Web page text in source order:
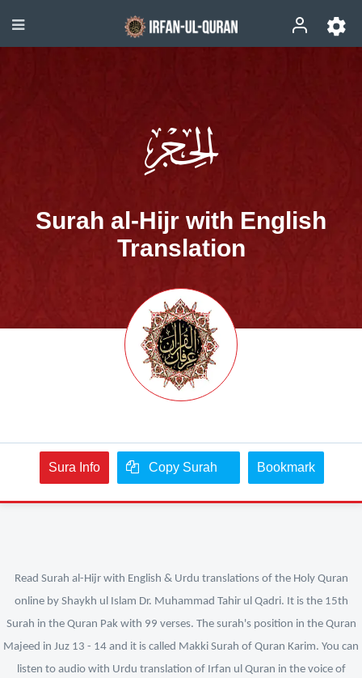
Surah al-Hijr with English
Translation
Sura Info Copy Surah Bookmark
Read Surah al-Hijr with English & Urdu translations of the Holy Quran
online by Shaykh ul Islam Dr. Muhammad Tahir ul Qadri. It is the 15th
Surah in the Quran Pak with 99 verses. The surah's position in the Quran
Majeed in Juz 13 - 14 and it is called Makki Surah of Quran Karim. You can
listen to audio with Urdu translation of Irfan ul Quran in the voice of